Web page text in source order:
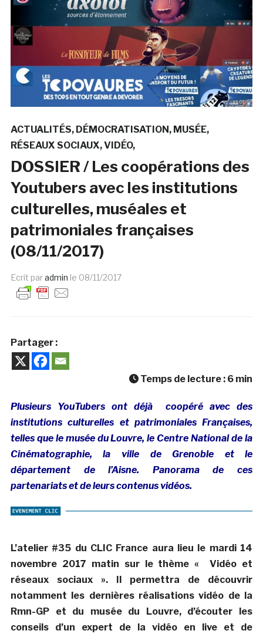
ACTUALITÉS DÉMOCRATISATION
MUSÉE
RÉSEAUX SOCIAUX VIDÉO
DOSSIER / Les coopérations des
Youtubers avec les institutions
culturelles, muséales et
patrimoniales françaises
(08/11/2017)
Ecrit paradmin le 08/11/2017
Partager :
Temps de lecture : 6 min
Plusieurs YouTubers ont déjà coopéré avec des
institutions culturelles et patrimoniales Françaises,
telles que le musée du Louvre, le Centre National de la
Cinématographie, la ville de Grenoble et le
département de l’Aisne. Panorama de ces
partenariats et de leurs contenus vidéos.
L’atelier #35 du CLIC France aura lieu le mardi 14
novembre 2017 matin sur le thème « Vidéo et
réseaux sociaux ». Il permettra de découvrir
notamment les dernières réalisations vidéo de la
Rmn-GP et du musée du Louvre, d’écouter les
conseils d’un expert de la vidéo en live et de